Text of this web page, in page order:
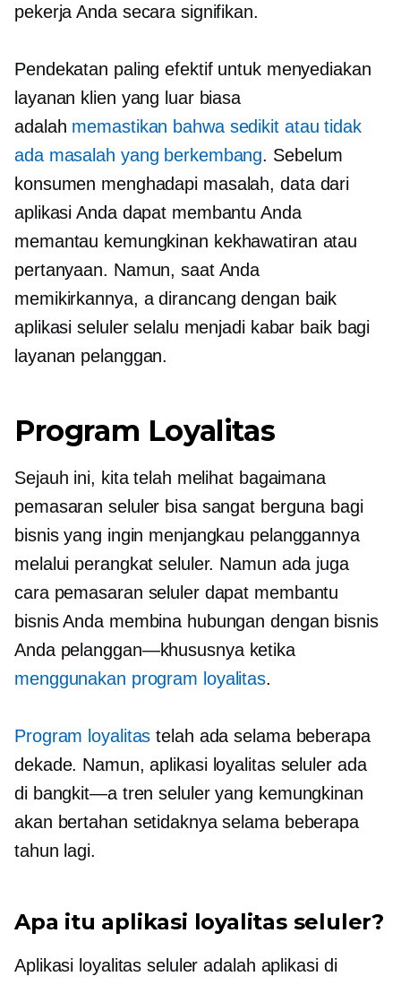
pekerja Anda secara signifikan.
Pendekatan paling efektif untuk menyediakan
layanan klien yang luar biasa
adalah memastikan bahwa sedikit atau tidak
ada masalah yang berkembang. Sebelum
konsumen menghadapi masalah, data dari
aplikasi Anda dapat membantu Anda
memantau kemungkinan kekhawatiran atau
pertanyaan. Namun, saat Anda
memikirkannya, adirancang dengan baik
aplikasi seluler selalu menjadi kabar baik bagi
layanan pelanggan.
Program Loyalitas
Sejauh ini, kita telah melihat bagaimana
pemasaran seluler bisa sangat berguna bagi
bisnis yang ingin menjangkau pelanggannya
melalui perangkat seluler. Namun ada juga
cara pemasaran seluler dapat membantu
bisnis Anda membina hubungan dengan bisnis
Anda pelanggan—khususnyaketika
menggunakan program loyalitas.
Program loyalitas telah ada selama beberapa
dekade. Namun, aplikasi loyalitas seluler ada
di bangkit—atren seluler yang kemungkinan
akan bertahan setidaknya selama beberapa
tahun lagi.
Apa itu aplikasi loyalitas seluler?
Aplikasi loyalitas seluler adalah aplikasi di